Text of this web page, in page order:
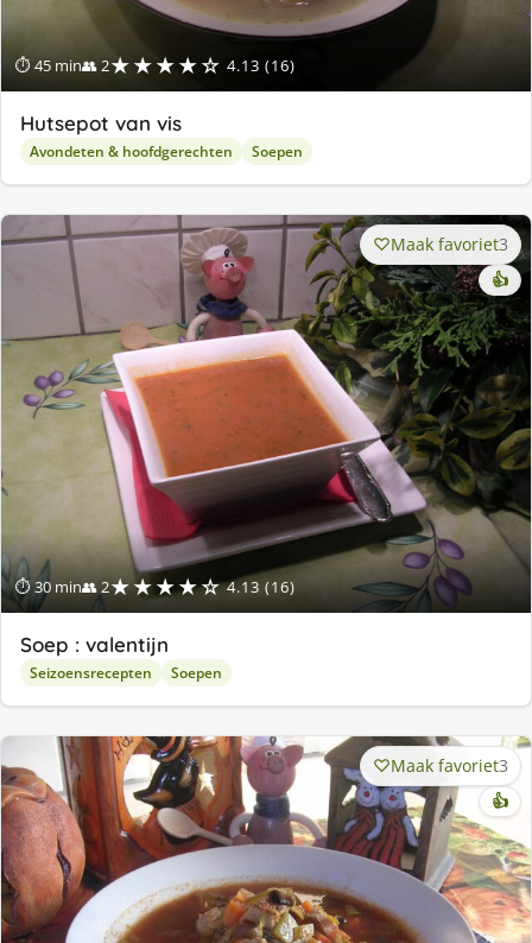
⏱ 45 min👥 2★★★★☆ 4.13 (16)
Hutsepot van vis
Avondeten & hoofdgerechten Soepen
⏱ 30 min👥 2★★★★☆ 4.13 (16)
Maak favoriet3
👍
Soep : valentijn
Seizoensrecepten Soepen
Maak favoriet3
👍